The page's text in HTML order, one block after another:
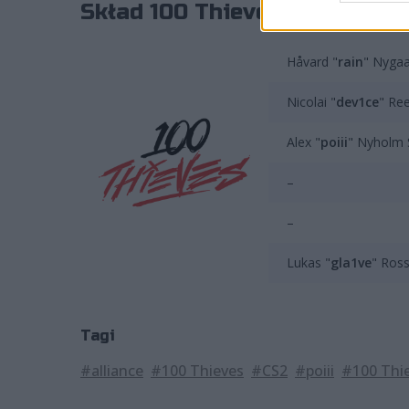
Skład 100 Thieves Roobet
Håvard "rain"
Nicolai "dev1ce"
Alex "poiii" Nyholm
–
–
Lukas "gla1ve"
Tagi
#alliance #100 Thieves #CS2 #poiii #100